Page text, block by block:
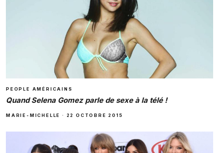
PEOPLE AMÉRICAINS
Quand Selena Gomez parle de sexe à la télé !
MARIE-MICHELLE · 22 OCTOBRE 2015